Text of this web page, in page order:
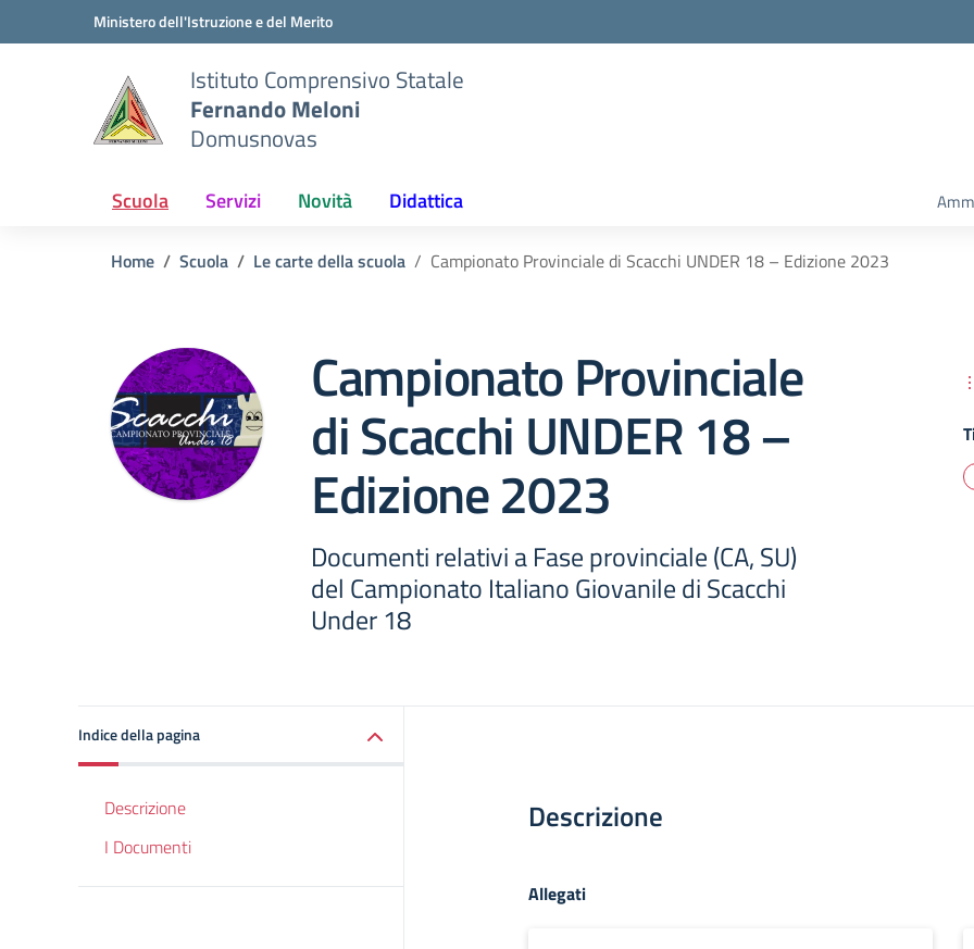
Vai ai contenuti
Vai al menu di navigazioneMinistero dell'Istruzione e del Merito
Istituto Comprensivo Statale
Fernando Meloni
Domusnovas
Scuola Servizi Novità Didattica
Home Scuola Le carte della scuola Campionato Provinciale di Scacchi UNDER 18 – Edizione 2023
Campionato Provinciale
di Scacchi UNDER 18 –
Edizione 2023
Documenti relativi a Fase provinciale (CA, SU)
del Campionato Italiano Giovanile di Scacchi
Under 18
Indice della pagina
Descrizione
I Documenti
Descrizione
Allegati